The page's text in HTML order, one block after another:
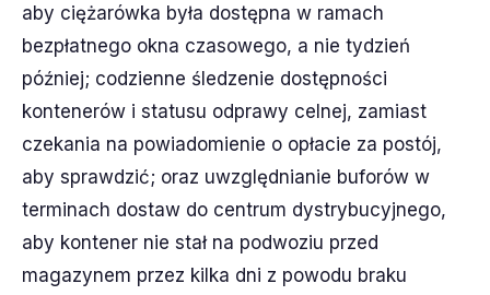
aby ciężarówka była dostępna w ramach
bezpłatnego okna czasowego, a nie tydzień
później; codzienne śledzenie dostępności
kontenerów i statusu odprawy celnej, zamiast
czekania na powiadomienie o opłacie za postój,
aby sprawdzić; oraz uwzględnianie buforów w
terminach dostaw do centrum dystrybucyjnego,
aby kontener nie stał na podwoziu przed
magazynem przez kilka dni z powodu braku